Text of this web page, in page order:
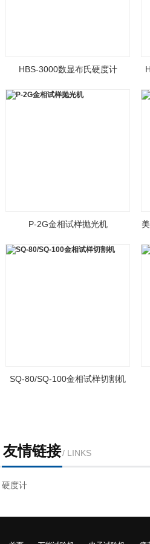
HBS-3000数显布氏硬度计
P-2G金相试样抛光机
SQ-80/SQ-100金相试样切割机
友情链接/ LINKS
硬度计